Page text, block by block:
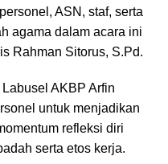
ASN, staf, serta
agama dalam acara ini
Rahman Sitorus, S.Pd.
AKBP Arfin
untuk menjadikan
refleksi diri
serta etos kerja.